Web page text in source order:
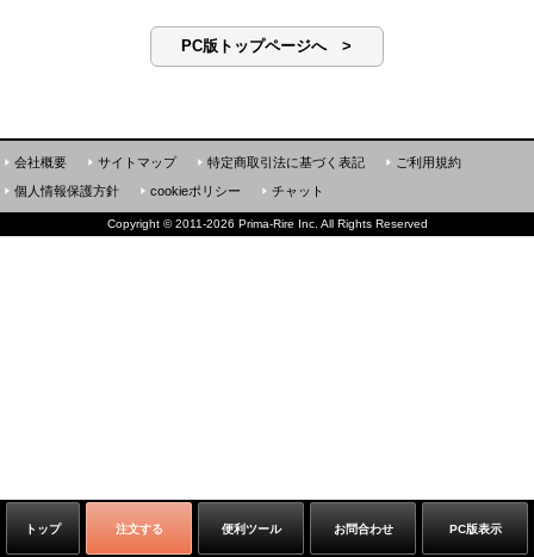
PC版トップページへ >
トップ 注文する 便利ツール お問合わせ PC版表示
会社概要 サイトマップ 特定商取引法に基づく表記
ご利用規約
個人情報保護方針
cookieポリシー チャット
Copyright ©2011-2026 Prima-Rire Inc. All Rights Reserved